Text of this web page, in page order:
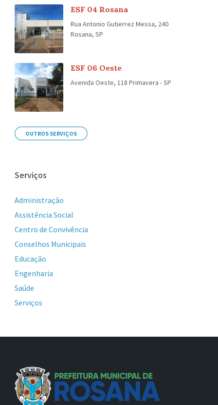
ESF 04 Rosana
Rua Antonio Gutierrez Messa, 240
Rosana, SP
ESF 06 Oeste
Avenida Oeste, 118 Primavera - SP
OUTROS SERVIÇOS
Serviços
Administração
Assistência Social
Centro de Convivência
Conselhos Municipais
Educação
Engenharia
Saúde
Serviços